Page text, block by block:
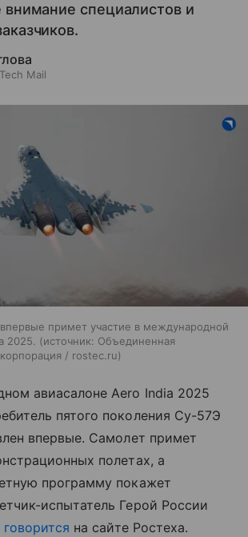
внимание специалистов и
Mail
примет участие в международной
2025.
источник: Объединенная
/ rostec.ru
авиасалоне Aero India 2025
пятого поколения Су-57Э
впервые. Самолет примет
полетах, а
программу покажет
испытатель Герой России
говорится на сайте Ростеха.